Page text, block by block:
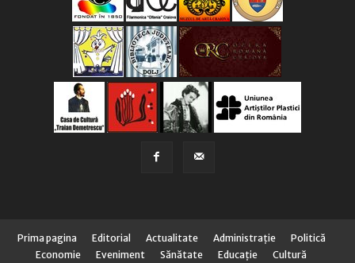
Prima pagina Editorial Actualitate Administraţie
Politică
Economie
Eveniment Sănătate Educaţie Cultură